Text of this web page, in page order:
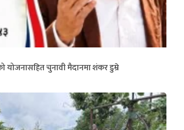
योजनासहित चुनावी मैदानमा शंकर डुम्रे